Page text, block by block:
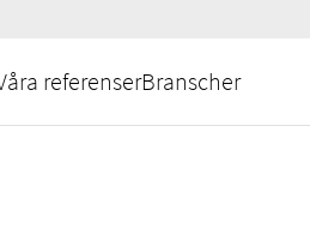
referenserBranscher